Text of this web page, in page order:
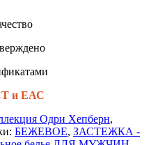
и ЕАС
Одри Хепберн,
БЕЖЕВОЕ, ЗАСТЕЖКА -